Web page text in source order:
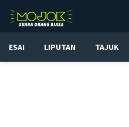
ESAI LIPUTAN TAJUK